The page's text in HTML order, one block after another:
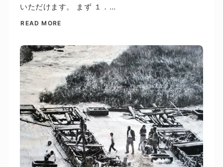
いただけます。 まず １．…
READ MORE